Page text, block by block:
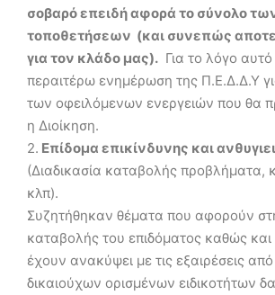
σοβαρό επειδή αφορά το σύνολο
τοποθετήσεων (και συνεπώς
για τον κλάδο μας). Για το λόγο
περαιτέρω ενημέρωση της Π.Ε.Δ.Δ.Υ
των οφειλόμενων ενεργειών που θα
η Διοίκηση.
2. Επίδομα επικίνδυνης και
(Διαδικασία καταβολής προβλήματα,
κλπ).
Συζητήθηκαν θέματα που αφορούν
καταβολής του επιδόματος καθώς
έχουν ανακύψει με τις εξαιρέσεις
δικαιούχων ορισμένων ειδικοτήτων